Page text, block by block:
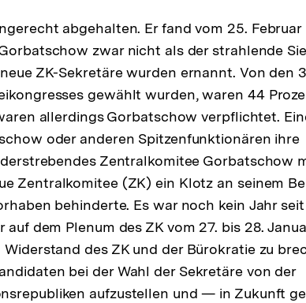
abgehalten. Er fand vom 25. Februar
zwar nicht als der strahlende
ZK-Sekretäre wurden ernannt. Von den
gewählt wurden, waren 44
allerdings Gorbatschow verpflichtet.
oder anderen Spitzenfunktionären ihre
Zentralkomitee Gorbatschow
Zentralkomitee (ZK) ein Klotz an seinem
behinderte. Es war noch kein Jahr
dem Plenum des ZK vom 27. bis 28.
des ZK und der Bürokratie zu
bei der Wahl der Sekretäre von der
aufzustellen und — in Zukunft